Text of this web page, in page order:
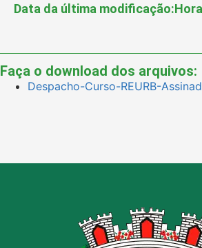
Data da última modificação:
Faça o download dos arquivos:
Despacho-Curso-REURB-